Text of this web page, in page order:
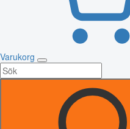
Varukorg